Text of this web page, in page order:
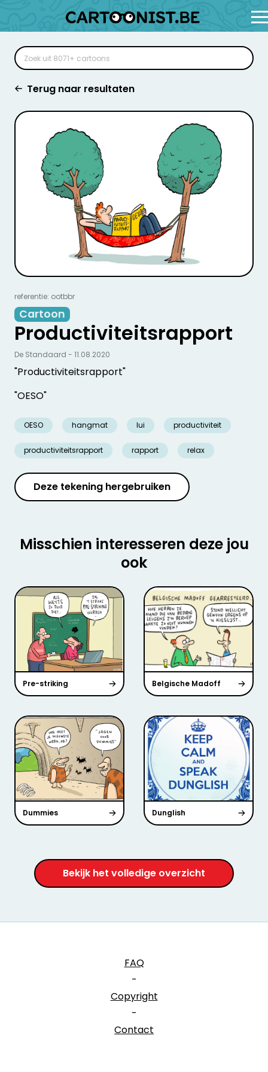
Terug naar resultaten
referentie: ootbbr
Cartoon
Productiviteitsrapport
"Productiviteitsrapport"
"OESO"
OESO hangmat lui productiviteit
productiviteitsrapport rapport relax
De Standaard - 11.08.2020
Deze tekening hergebruiken
Misschien interesseren deze jou
ook
Pre-striking Belgische Madoff
Dummies Dunglish
Bekijk het volledige overzicht
FAQ
-
Copyright
-
Contact